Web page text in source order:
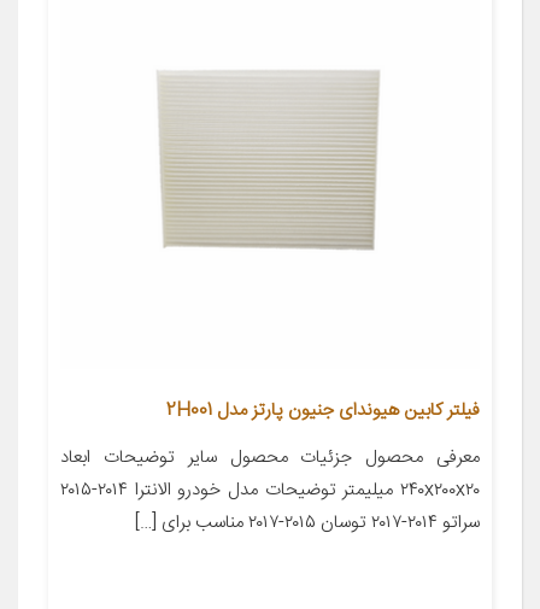
فیلتر کابین هیوندای جنیون پارتز مدل 2H001
معرفی محصول جزئیات محصول سایر توضیحات ابعاد
۲۴۰x۲۰۰x۲۰ میلیمتر توضیحات مدل خودرو الانترا ۲۰۱۴-۲۰۱۵
سراتو ۲۰۱۴-۲۰۱۷ توسان ۲۰۱۵-۲۰۱۷ مناسب برای […]